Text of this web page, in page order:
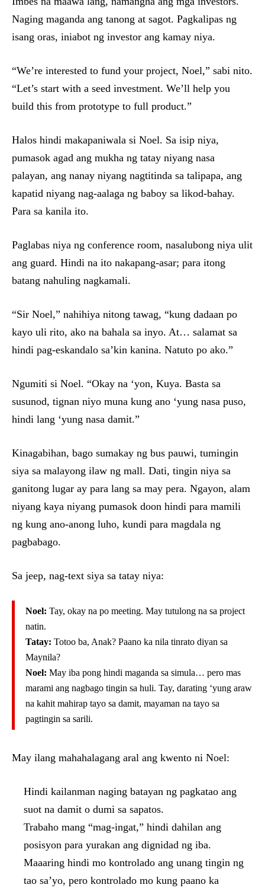
Naging maganda ang tanong at sagot. Pagkalipas ng
isang oras, iniabot ng investor ang kamay niya.
“We’re interested to fund your project, Noel,” sabi nito.
“Let’s start with a seed investment. We’ll help you
build this from prototype to full product.”
Halos hindi makapaniwala si Noel. Sa isip niya,
pumasok agad ang mukha ng tatay niyang nasa
palayan, ang nanay niyang nagtitinda sa talipapa, ang
kapatid niyang nag-aalaga ng baboy sa likod-bahay.
Para sa kanila ito.
Paglabas niya ng conference room, nasalubong niya ulit
ang guard. Hindi na ito nakapang-asar; para itong
batang nahuling nagkamali.
“Sir Noel,” nahihiya nitong tawag, “kung dadaan po
kayo uli rito, ako na bahala sa inyo. At… salamat sa
hindi pag-eskandalo sa’kin kanina. Natuto po ako.”
Ngumiti si Noel. “Okay na ‘yon, Kuya. Basta sa
susunod, tignan niyo muna kung ano ‘yung nasa puso,
hindi lang ‘yung nasa damit.”
Kinagabihan, bago sumakay ng bus pauwi, tumingin
siya sa malayong ilaw ng mall. Dati, tingin niya sa
ganitong lugar ay para lang sa may pera. Ngayon, alam
niyang kaya niyang pumasok doon hindi para mamili
ng kung ano-anong luho, kundi para magdala ng
pagbabago.
Sa jeep, nag-text siya sa tatay niya:
Noel: Tay, okay na po meeting. May tutulong na sa project
natin.
Tatay: Totoo ba, Anak? Paano ka nila tinrato diyan sa
Maynila?
Noel: May iba pong hindi maganda sa simula… pero mas
marami ang nagbago tingin sa huli. Tay, darating ‘yung araw
na kahit mahirap tayo sa damit, mayaman na tayo sa
pagtingin sa sarili.
May ilang mahahalagang aral ang kwento ni Noel:
Hindi kailanman naging batayan ng pagkatao ang
suot na damit o dumi sa sapatos.
Trabaho mang “mag-ingat,” hindi dahilan ang
posisyon para yurakan ang dignidad ng iba.
Maaaring hindi mo kontrolado ang unang tingin ng
tao sa’yo, pero kontrolado mo kung paano ka